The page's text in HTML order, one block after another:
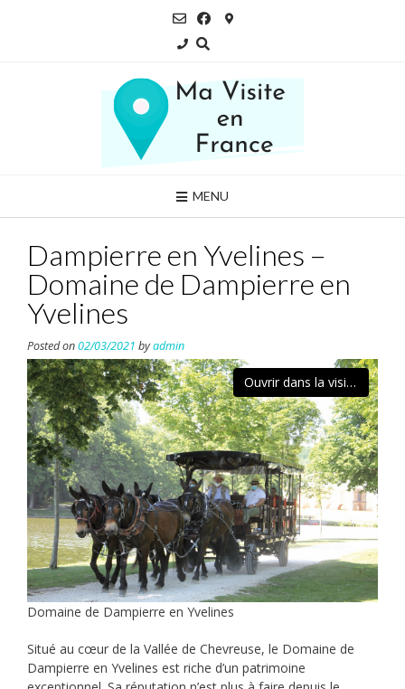
MENU
Dampierre en Yvelines –
Domaine de Dampierre en
Yvelines
Posted on02/03/2021 byadmin
Ouvrir dans la visionneuse
Domaine de Dampierre en Yvelines
Situé au cœur de la Vallée de Chevreuse, le Domaine de
Dampierre en Yvelines est riche d’un patrimoine